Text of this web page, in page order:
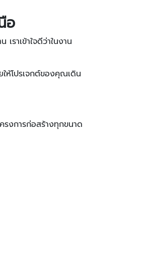
อ
ราเข้าใจดีว่าในงาน
ห้โปรเจกต์ของคุณเดิน
งการก่อสร้างทุกขนาด